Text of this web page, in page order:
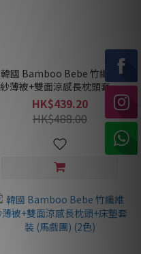
韓國 Bamboo Bebe 竹纖維
紗薄被+雙面涼感長枕頭套裝
(馬戲團) (2色)
HK$439.20
HK$488.00